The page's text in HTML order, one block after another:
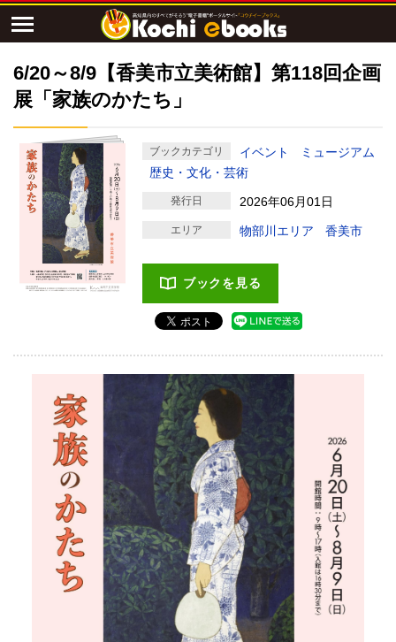
6/20～8/9【香美市立美術館】第118回企画
展「家族のかたち」
ブックカテゴリ イベント
ミュージアム
歴史・文化・芸術
発行日 2026年06月01日
エリア 物部川エリア 香美市
ブックを見る